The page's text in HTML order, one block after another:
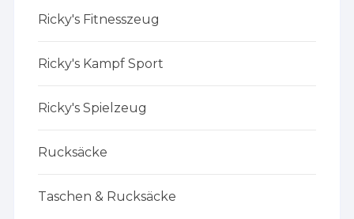
Ricky's Fitnesszeug
Ricky's Kampf Sport
Ricky's Spielzeug
Rucksäcke
Taschen & Rucksäcke